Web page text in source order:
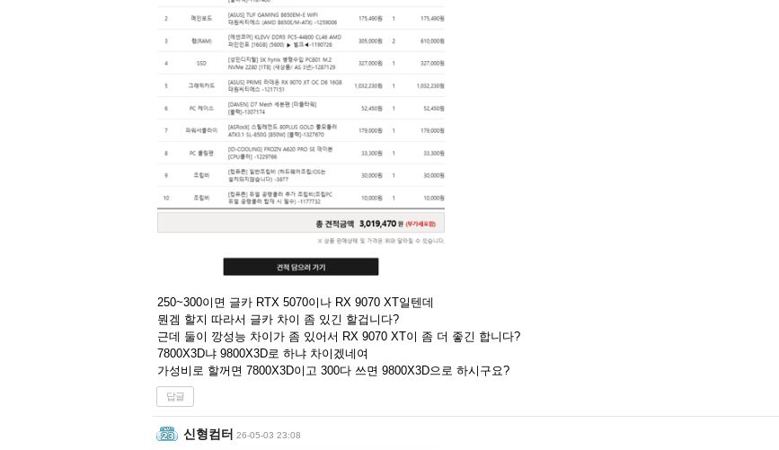
250~300이면 글카 RTX 5070이나 RX 9070 XT일텐데
뭔겜 할지 따라서 글카 차이 좀 있긴 할겁니다?
근데 둘이 깡성능 차이가 좀 있어서 RX 9070 XT이 좀 더 좋긴 합니다?
7800X3D냐 9800X3D로 하냐 차이겠네여
가성비로 할꺼면 7800X3D이고 300다 쓰면 9800X3D으로 하시구요?
답글
신형컴터 26-05-03 23:08